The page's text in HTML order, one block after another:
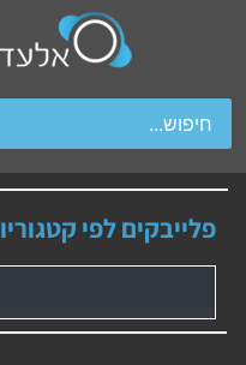
or with swipe gestures.
פלייבקים לפי